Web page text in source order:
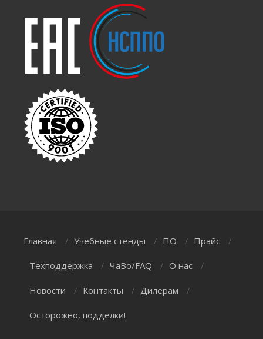
Главная / Учебные стенды / ПО / Прайс /
Техподдержка / ЧаВо/FAQ / О нас /
Новости / Контакты / Дилерам /
Осторожно, подделки!